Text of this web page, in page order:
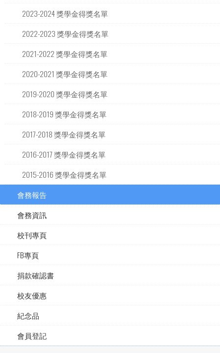
2023-2024 獎學金得獎名單
2022-2023 獎學金得獎名單
2021-2022 獎學金得獎名單
2020-2021 獎學金得獎名單
2019-2020 獎學金得獎名單
2018-2019 獎學金得獎名單
2017-2018 獎學金得獎名單
2016-2017 獎學金得獎名單
2015-2016 獎學金得獎名單
會務報告
會務資訊
校刊專頁
FB專頁
捐款確認書
校友優惠
紀念品
會員登記